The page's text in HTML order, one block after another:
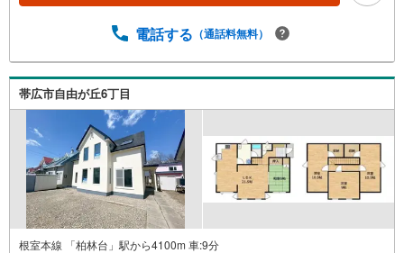
電話する （通話料無料）
帯広市自由が丘6丁目
根室本線 「柏林台」駅から4100m 車:9分